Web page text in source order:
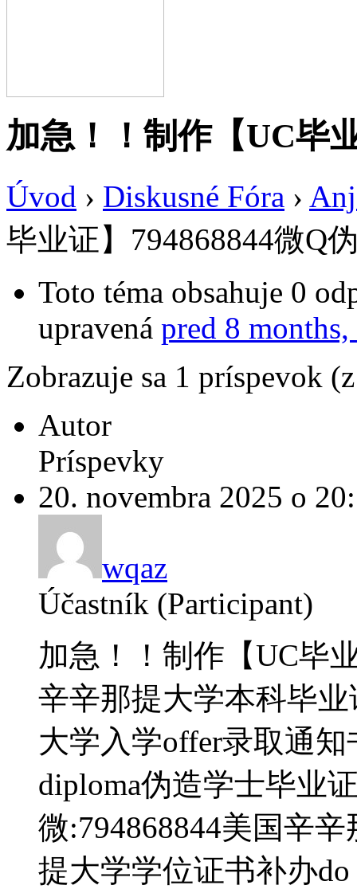
加急！！制作【UC毕
Úvod › Diskusné Fóra ›
毕业证】794868844微Q
Toto téma obsahuje 0
upravená pred 8 months,
Zobrazuje sa 1 príspevok
Autor
Príspevky
20. novembra 2025 o
wqaz
Účastník (Participant)
加急！！制作【UC毕
辛辛那提大学本科毕
大学入学offer录取通知
diploma伪造学士毕业
微:794868844美国辛
提大学学位证书补办